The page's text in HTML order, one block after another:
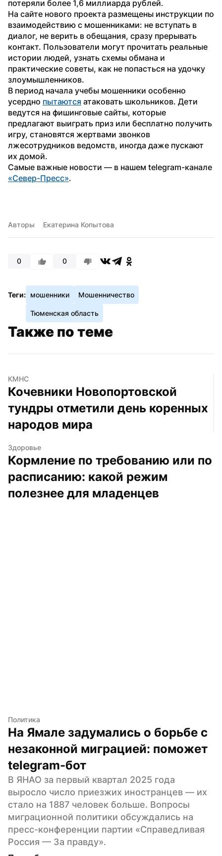
потеряли более 1,6 миллиарда рублей.
На сайте нового проекта размещены инструкции по
взаимодействию с мошенниками: не вступать в
диалог, не верить в обещания, сразу прерывать
контакт. Пользователи могут прочитать реальные
истории людей, узнать схемы обмана и
практические советы, как не попасться на удочку
злоумышленников.
В период начала учебы мошенники особенно
усердно пытаются атаковать школьников. Дети
ведутся на фишинговые сайты, которые
предлагают выиграть приз или бесплатно получить
игру, становятся жертвами звонков
лжесотрудников ведомств, иногда даже пускают
их домой.
«Север-Пресс».
Авторы Екатерина Копытова
0 0
Теги: мошенники Мошенничество
Тюменская область
Также по теме
КМНС
Кочевники Новопортовской
тундры отметили день коренных
народов мира
Здоровье
Кормление по требованию или по
расписанию: какой режим
полезнее для младенцев
Политика
На Ямале задумались о борьбе с
незаконной миграцией: поможет
telegram-бот
В ЯНАО за первый квартал 2025 года
выросло число приезжих иностранцев — их
стало на 1887 человек больше. Вопросы
миграционной политики обсуждались на
пресс-конференции партии «Справедливая
Россия — За правду».